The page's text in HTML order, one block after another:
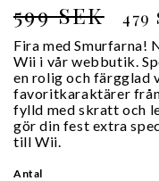
599 SEK 479
Fira med Smurfarna!
Wii i vår webbutik.
en rolig och färgglad
favoritkaraktärer
fylld med skratt och
gör din fest extra
till Wii.
Antal